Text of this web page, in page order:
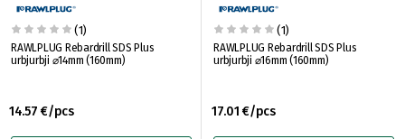
(1)
RAWLPLUG Rebardrill SDS Plus
urbjurbji ⌀14mm (160mm)
14.57 €/pcs
(1)
RAWLPLUG Rebardrill SDS Plus
urbjurbji ⌀16mm (160mm)
17.01 €/pcs